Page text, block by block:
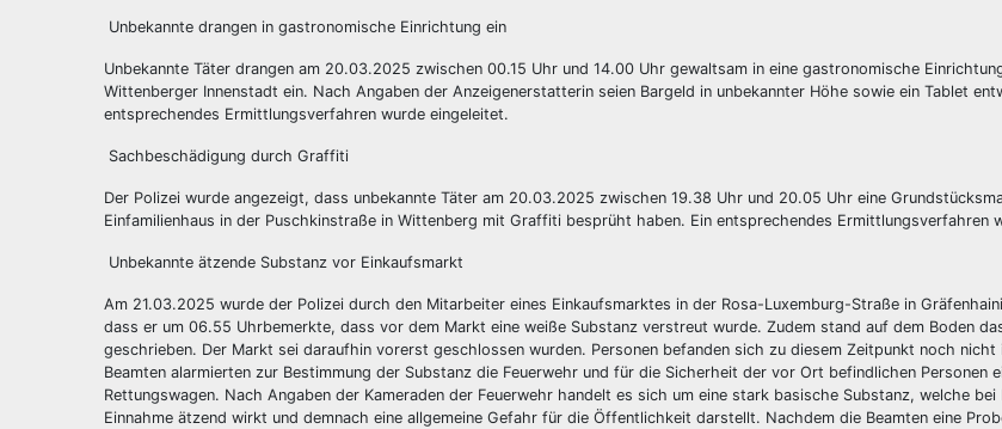
Unbekannte drangen in gastronomische Einrichtung ein
Unbekannte Täter drangen am 20.03.2025 zwischen 00.15 Uhr und 14.00 Uhr gewaltsam in eine gastronomische
Wittenberger Innenstadt ein. Nach Angaben der Anzeigenerstatterin seien Bargeld in unbekannter Höhe sowie ein Tablet
entsprechendes Ermittlungsverfahren wurde eingeleitet.
Sachbeschädigung durch Graffiti
Der Polizei wurde angezeigt, dass unbekannte Täter am 20.03.2025 zwischen 19.38 Uhr und 20.05 Uhr eine
Einfamilienhaus in der Puschkinstraße in Wittenberg mit Graffiti besprüht haben. Ein entsprechendes Ermittlungsverfahren
Unbekannte ätzende Substanz vor Einkaufsmarkt
Am 21.03.2025 wurde der Polizei durch den Mitarbeiter eines Einkaufsmarktes in der Rosa-Luxemburg-Straße in
dass er um 06.55 Uhrbemerkte, dass vor dem Markt eine weiße Substanz verstreut wurde. Zudem stand auf dem Boden
geschrieben. Der Markt sei daraufhin vorerst geschlossen wurden. Personen befanden sich zu diesem Zeitpunkt noch nicht
Beamten alarmierten zur Bestimmung der Substanz die Feuerwehr und für die Sicherheit der vor Ort befindlichen Personen
Rettungswagen. Nach Angaben der Kameraden der Feuerwehr handelt es sich um eine stark basische Substanz, welche bei
Einnahme ätzend wirkt und demnach eine allgemeine Gefahr für die Öffentlichkeit darstellt. Nachdem die Beamten eine